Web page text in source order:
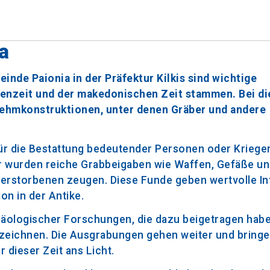
Paionia in der Präfektur Kilkis sind wichtige
und der makedonischen Zeit stammen. Bei
unter denen Gräber und andere
die Bestattung bedeutender Personen oder
reiche Grabbeigaben wie Waffen, Gefäße
zeugen. Diese Funde geben wertvolle
in der Antike.
Forschungen, die dazu beigetragen
Die Ausgrabungen gehen weiter und
dieser Zeit ans Licht.